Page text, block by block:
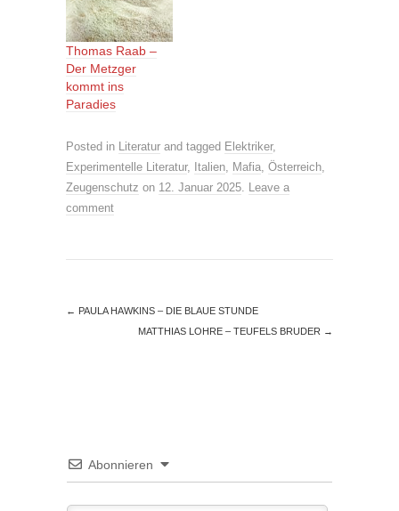
Thomas Raab –
Der Metzger
kommt ins
Paradies
Posted in Literatur and tagged Elektriker,
Experimentelle Literatur, Italien, Mafia, Österreich,
Zeugenschutz on 12. Januar 2025. Leave a
comment
← PAULA HAWKINS – DIE BLAUE STUNDE
MATTHIAS LOHRE – TEUFELS BRUDER →
Abonnieren